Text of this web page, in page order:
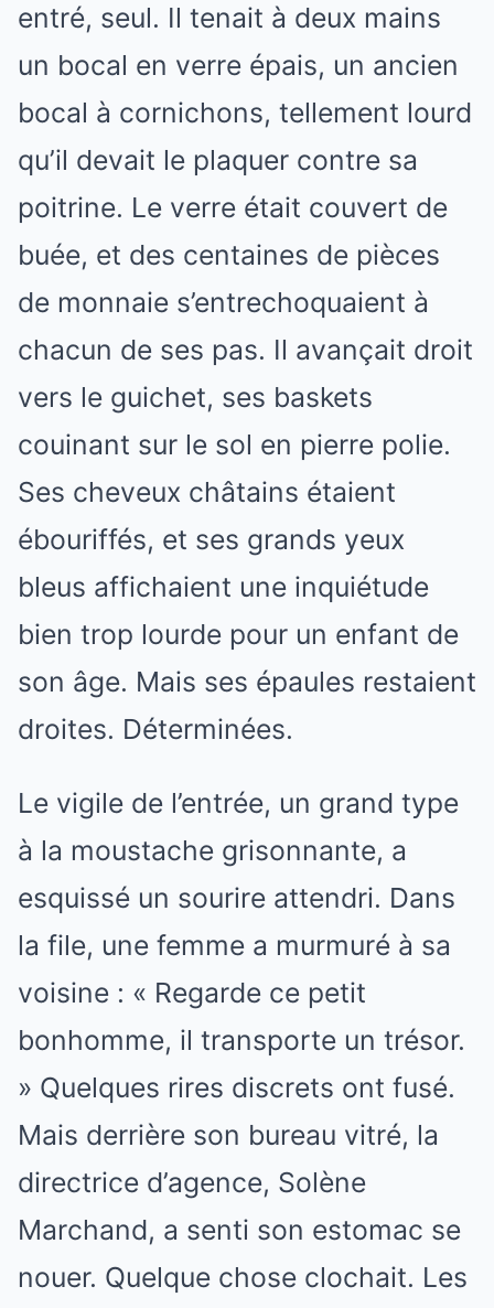
entré, seul. Il tenait à deux mains
un bocal en verre épais, un ancien
bocal à cornichons, tellement lourd
qu’il devait le plaquer contre sa
poitrine. Le verre était couvert de
buée, et des centaines de pièces
de monnaie s’entrechoquaient à
chacun de ses pas. Il avançait droit
vers le guichet, ses baskets
couinant sur le sol en pierre polie.
Ses cheveux châtains étaient
ébouriffés, et ses grands yeux
bleus affichaient une inquiétude
bien trop lourde pour un enfant de
son âge. Mais ses épaules restaient
droites. Déterminées.
Le vigile de l’entrée, un grand type
à la moustache grisonnante, a
esquissé un sourire attendri. Dans
la file, une femme a murmuré à sa
voisine : « Regarde ce petit
bonhomme, il transporte un trésor.
» Quelques rires discrets ont fusé.
Mais derrière son bureau vitré, la
directrice d’agence, Solène
Marchand, a senti son estomac se
nouer. Quelque chose clochait. Les